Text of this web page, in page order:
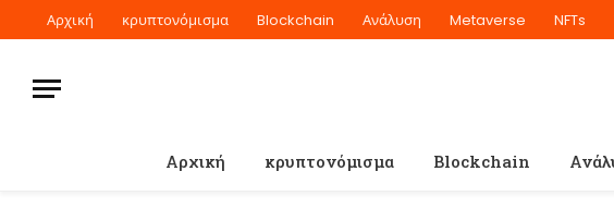
Αρχική κρυπτονόμισμα Blockchain Ανάλυση Metaverse NFTs
Αρχική κρυπτονόμισμα Blockchain